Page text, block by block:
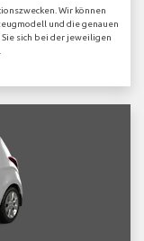
Wir können
und die genauen
sich bei der jeweiligen